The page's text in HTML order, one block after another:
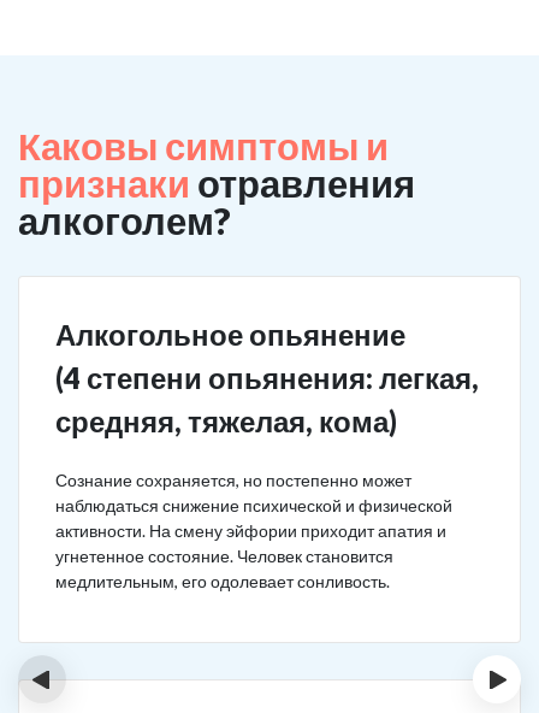
Каковы симптомы и
признаки отравления
алкоголем?
Алкогольное опьянение
(4 степени опьянения: легкая,
средняя, тяжелая, кома)
Сознание сохраняется, но постепенно может
наблюдаться снижение психической и физической
активности. На смену эйфории приходит апатия и
угнетенное состояние. Человек становится
медлительным, его одолевает сонливость.
‹ ›